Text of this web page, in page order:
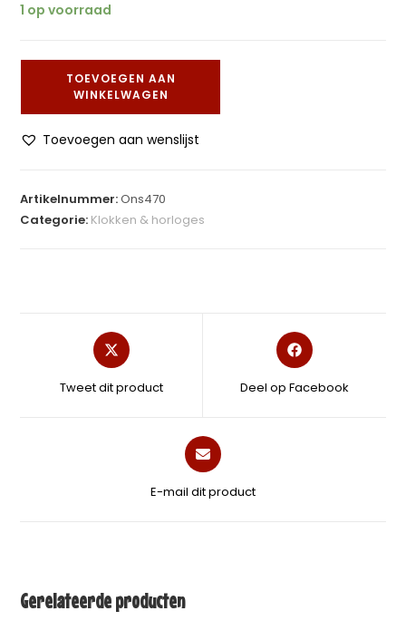
1 op voorraad
TOEVOEGEN AAN
WINKELWAGEN
Toevoegen aan wenslijst
Artikelnummer:Ons470
Categorie: Klokken & horloges
Tweet dit product Deel op Facebook
E-mail dit product
Gerelateerde producten